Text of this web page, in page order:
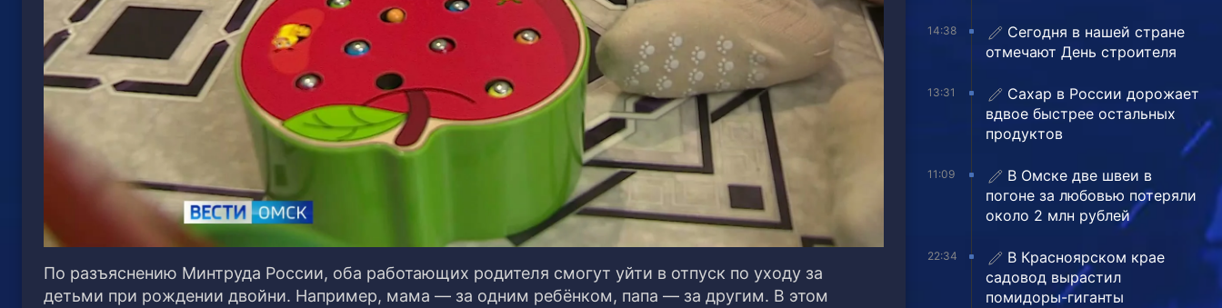
По разъяснению Минтруда России, оба работающих родителя смогут уйти в отпуск по уходу за
детьми при рождении двойни. Например, мама — за одним ребёнком, папа — за другим. В этом
14:38
Сегодня в нашей стране
отмечают День строителя
13:31
Сахар в России дорожает
вдвое быстрее остальных
продуктов
11:09
В Омске две швеи в
погоне за любовью потеряли
около 2 млн рублей
22:34
В Красноярском крае
садовод вырастил
помидоры-гиганты